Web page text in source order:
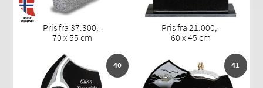
Pris fra 37.300,-
70 x 55 cm
Pris fra 21.000,-
60 x 45 cm
40 41